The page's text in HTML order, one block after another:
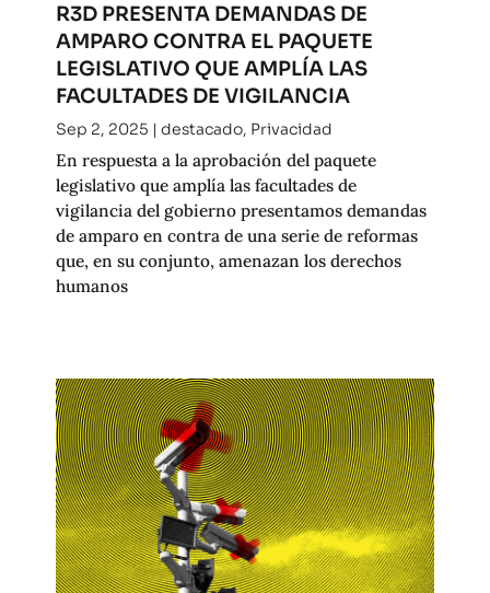
R3D PRESENTA DEMANDAS DE
AMPARO CONTRA EL PAQUETE
LEGISLATIVO QUE AMPLÍA LAS
FACULTADES DE VIGILANCIA
Sep 2, 2025 | destacado, Privacidad
En respuesta a la aprobación del paquete
legislativo que amplía las facultades de
vigilancia del gobierno presentamos demandas
de amparo en contra de una serie de reformas
que, en su conjunto, amenazan los derechos
humanos